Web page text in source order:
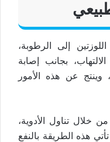
إلى الرطوبة،
بجانب إصابة
وينتج عن هذه الأمور
خلال تناول الأدوية،
هذه الطريقة بالنفع